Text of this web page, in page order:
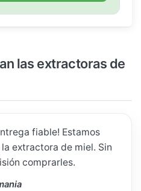
las extractoras de
fiable! Estamos
extractora de miel. Sin
comprarles.